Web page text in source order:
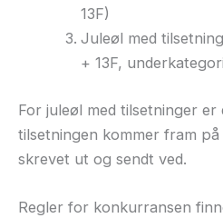
13F)
Juleøl med
+ 13F,
For juleøl med tilsetninger
tilsetningen kommer fram
skrevet ut og sendt ved.
Regler for konkurransen